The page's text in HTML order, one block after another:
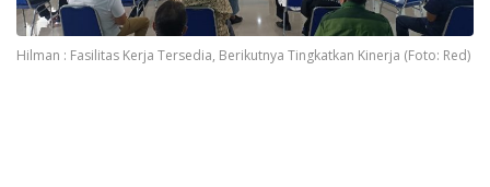
Hilman : Fasilitas Kerja Tersedia, Berikutnya Tingkatkan Kinerja (Foto: Red)